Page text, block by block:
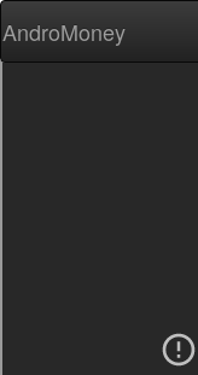
AndroMoney